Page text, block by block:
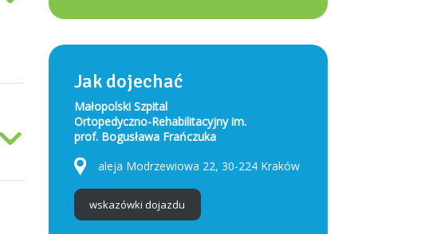
Jak dojechać
Małopolski Szpital
Ortopedyczno-Rehabilitacyjny im.
prof. Bogusława Frańczuka
aleja Modrzewiowa 22, 30-224 Kraków
wskazówki dojazdu